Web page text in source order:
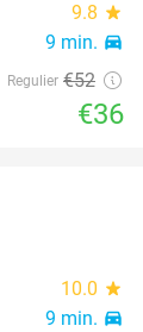
9.8 star
9 min. directions_car
Regulier €52
€36
10.0 star
9 min. directions_car